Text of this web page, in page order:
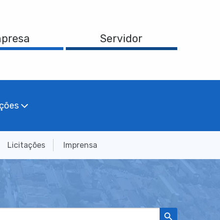
Servidor
Licitações Imprensa
Search Button